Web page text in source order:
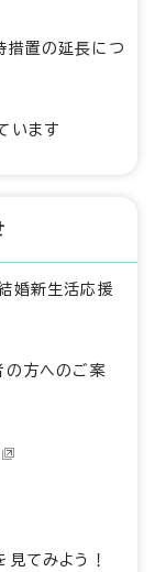
措置の延長につ
います
婚新生活応援
の方へのご案
見てみよう！